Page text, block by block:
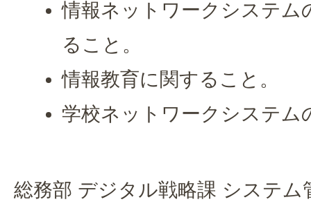
情報ネットワークシステム
ること。
情報教育に関すること。
学校ネットワークシステム
総務部 デジタル戦略課 システム